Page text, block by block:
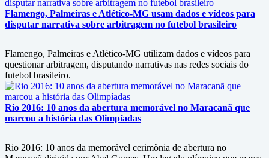
Flamengo, Palmeiras e Atlético-MG usam dados e vídeos para
disputar narrativa sobre arbitragem no futebol brasileiro
Flamengo, Palmeiras e Atlético-MG utilizam dados e vídeos para
questionar arbitragem, disputando narrativas nas redes sociais do
futebol brasileiro.
Rio 2016: 10 anos da abertura memorável no Maracanã que
marcou a história das Olimpíadas
Rio 2016: 10 anos da memorável cerimônia de abertura no